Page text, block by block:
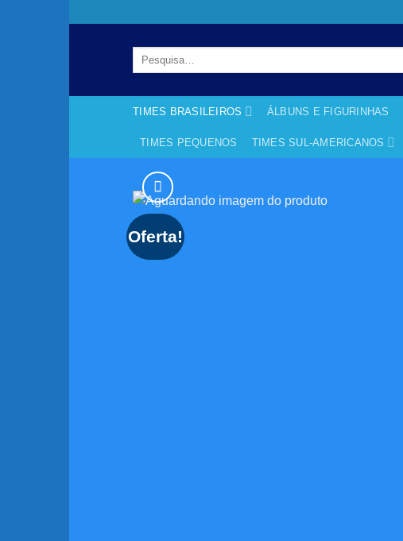
Pesquisar
TIMES BRASILEIROS ÁLBUNS E FIGURINHAS
TIMES PEQUENOS TIMES SUL-AMERICANOS
Oferta!